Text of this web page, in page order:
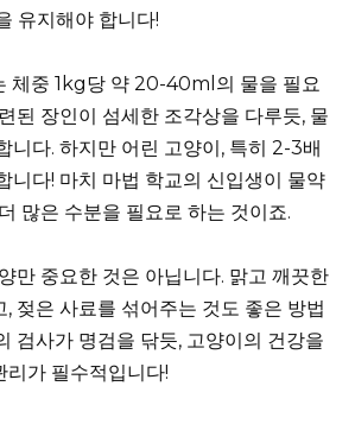
유지해야 합니다!
체중 1kg당 약 20-40ml의 물을 필요
된 장인이 섬세한 조각상을 다루듯, 물
니다. 하지만 어린 고양이, 특히 2-3배
니다! 마치 마법 학교의 신입생이 물약
많은 수분을 필요로 하는 것이죠.
만 중요한 것은 아닙니다. 맑고 깨끗한
, 젖은 사료를 섞어주는 것도 좋은 방법
검사가 명검을 닦듯, 고양이의 건강을
리가 필수적입니다!